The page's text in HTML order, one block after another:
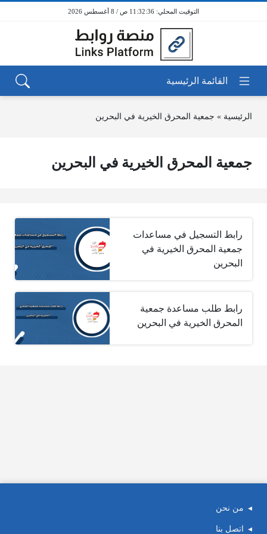
11:32:36 ص / 8 أغسطس 2026
الرئيسية » جمعية المحرق الخيرية في البحرين
جمعية المحرق الخيرية في البحرين
رابط التسجيل في مساعدات
جمعية المحرق الخيرية في
البحرين
رابط طلب مساعدة جمعية
المحرق الخيرية في البحرين
من نحن
اتصل بنا